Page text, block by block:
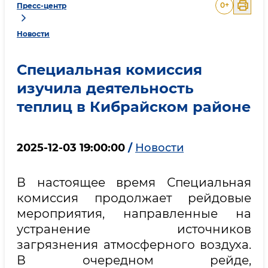
Пресс-центр
Новости
0+
Специальная комиссия
изучила деятельность
теплиц в Кибрайском районе
2025-12-03 19:00:00 / Новости
В настоящее время Специальная
комиссия продолжает рейдовые
мероприятия, направленные на
устранение источников
загрязнения атмосферного воздуха.
В очередном рейде,